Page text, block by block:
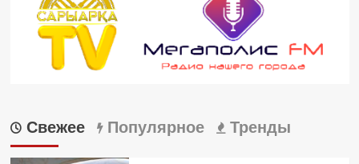
Свежее Популярное Тренды